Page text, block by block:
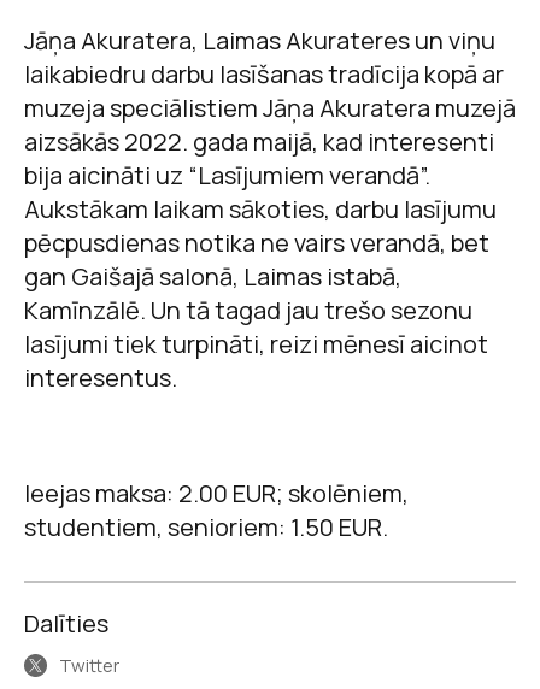
Jāņa Akuratera, Laimas Akurateres un viņu
laikabiedru darbu lasīšanas tradīcija kopā ar
muzeja speciālistiem Jāņa Akuratera muzejā
aizsākās 2022. gada maijā, kad interesenti
bija aicināti uz “Lasījumiem verandā”.
Aukstākam laikam sākoties, darbu lasījumu
pēcpusdienas notika ne vairs verandā, bet
gan Gaišajā salonā, Laimas istabā,
Kamīnzālē. Un tā tagad jau trešo sezonu
lasījumi tiek turpināti, reizi mēnesī aicinot
interesentus.
Ieejas maksa: 2.00 EUR; skolēniem,
studentiem, senioriem: 1.50 EUR.
Dalīties
Twitter